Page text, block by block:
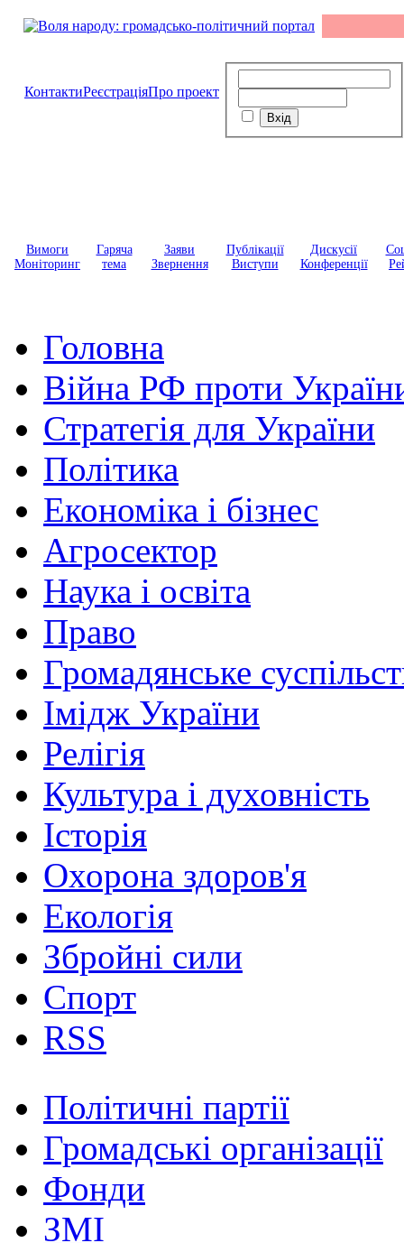
КонтактиРеєстраціяПро проект
Вимоги
Моніторинг
Гаряча
тема
Заяви
Звернення
Публікації
Виступи
Дискусії
Конференції
Головна
Війна РФ проти
Стратегія для України
Політика
Економіка і бізнес
Агросектор
Наука і освіта
Право
Громадянське
Імідж України
Релігія
Культура і духовність
Історія
Охорона здоров'я
Екологія
Збройні сили
Спорт
RSS
Політичні партії
Громадські організації
Фонди
ЗМІ